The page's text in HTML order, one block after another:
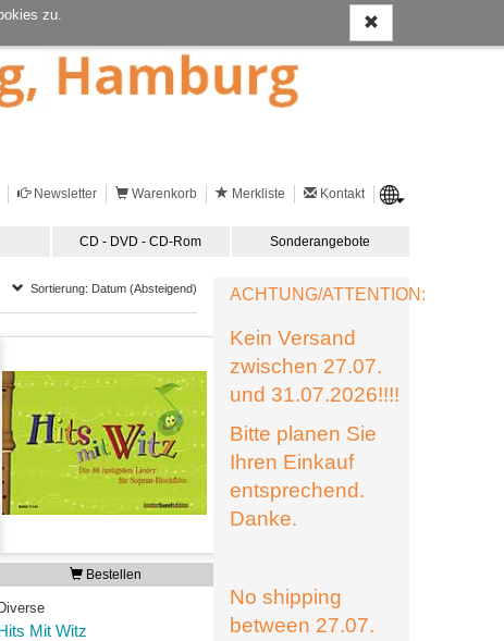
zu.
Newsletter Warenkorb Merkliste Kontakt
CD - DVD - CD-Rom Sonderangebote
Sortierung: Datum (Absteigend)
Bestellen
Diverse
Hits Mit Witz
ACHTUNG/ATTENTION:
Kein Versand
zwischen 27.07.
und 31.07.2026!!!!
Bitte planen Sie
Ihren Einkauf
entsprechend.
Danke.
No shipping
between 27.07.